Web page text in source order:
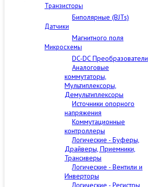
Транзисторы
Биполярные (BJTs)
Датчики
Магнитного поля
Микросхемы
DC-DC Преобразователи
Аналоговые
коммутаторы,
Мультиплексоры,
Демультиплексоры
Источники опорного
напряжения
Коммутационные
контроллеры
Логические - Буферы,
Драйверы, Приемники,
Трансиверы
Логические - Вентили и
Инверторы
Логические - Регистры